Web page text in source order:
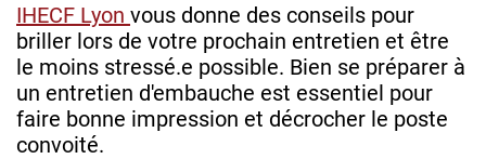
IHECF Lyon vous donne des conseils pour
briller lors de votre prochain entretien et être
le moins stressé.e possible. Bien se préparer à
un entretien d'embauche est essentiel pour
faire bonne impression et décrocher le poste
convoité.